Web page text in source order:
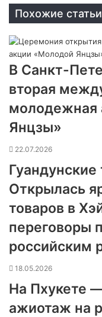
Похожие статьи
В Санкт-
вторая
молодежная
Янцзы»
22.07.2026
Открылась
товаров в
переговоры
российским
18.05.2026
На Пхукете
ажиотаж на